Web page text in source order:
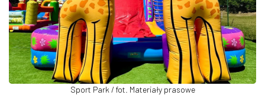
Sport Park / fot. Materiały prasowe